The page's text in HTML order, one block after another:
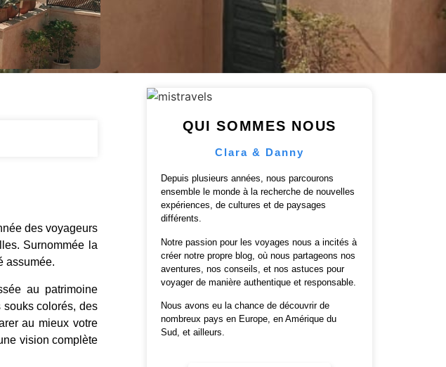
des voyageurs
Surnommée la
assumée.
au patrimoine
souks colorés, des
au mieux votre
vision complète
QUI SOMMES NOUS
Clara & Danny
Depuis plusieurs années, nous parcourons
ensemble le monde à la recherche de nouvelles
expériences, de cultures et de paysages
différents.
Notre passion pour les voyages nous a incités à
créer notre propre blog, où nous partageons nos
aventures, nos conseils, et nos astuces pour
voyager de manière authentique et responsable.
Nous avons eu la chance de découvrir de
nombreux pays en Europe, en Amérique du
Sud, et ailleurs.